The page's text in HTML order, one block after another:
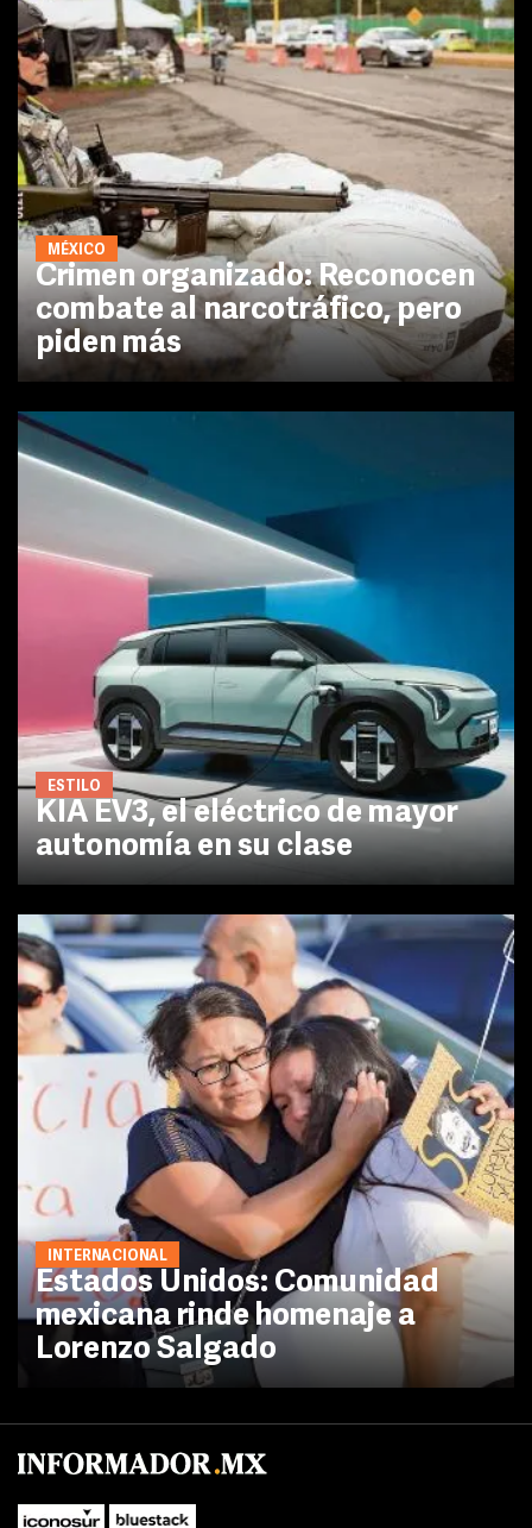
MÉXICO
Crimen organizado: Reconocen
combate al narcotráfico, pero
piden más
ESTILO
KIA EV3, el eléctrico de mayor
autonomía en su clase
INTERNACIONAL
Estados Unidos: Comunidad
mexicana rinde homenaje a
Lorenzo Salgado